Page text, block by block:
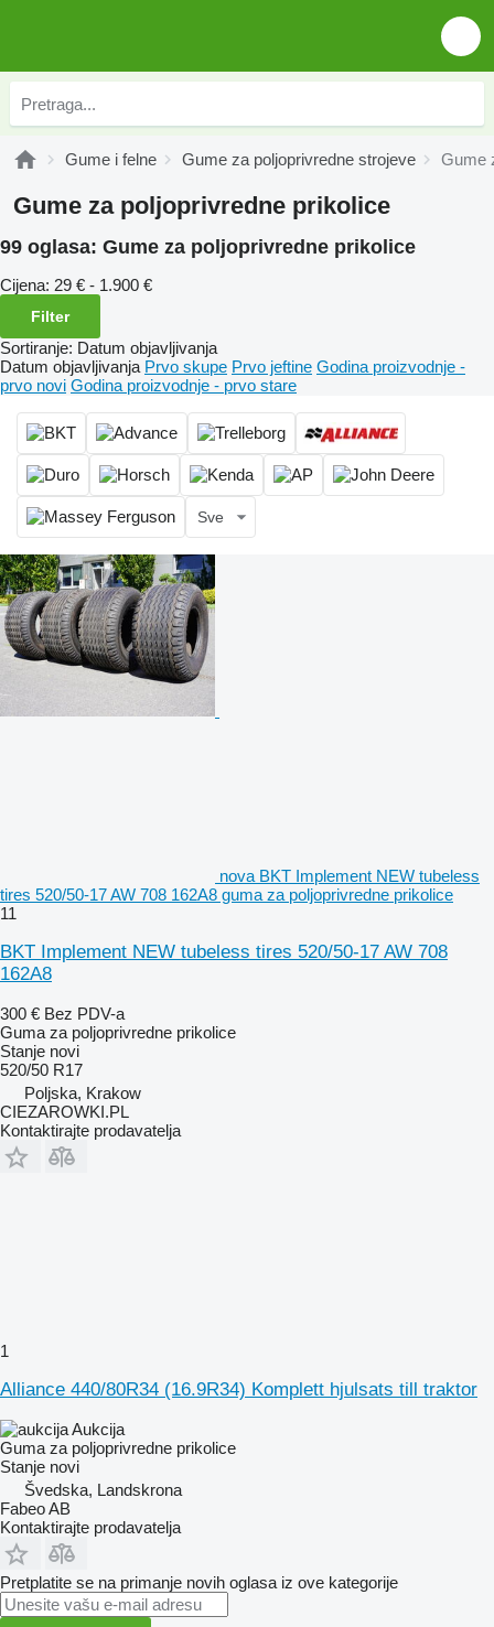
Gume i felne Gume za poljoprivredne strojeve Gume
Gume za poljoprivredne prikolice
99 oglasa: Gume za poljoprivredne prikolice
Cijena: 29 € - 1.900 €
Filter
Sortiranje: Datum objavljivanja
Datum objavljivanja Prvo skupe Prvo jeftine Godina proizvodnje -
prvo novi Godina proizvodnje - prvo stare
Sve
nova BKT Implement NEW tubeless
tires 520/50-17 AW 708 162A8 guma za poljoprivredne prikolice
11
BKT Implement NEW tubeless tires 520/50-17 AW 708
162A8
300 € Bez PDV-a
Guma za poljoprivredne prikolice
Stanje novi
520/50 R17
Poljska, Krakow
CIEZAROWKI.PL
Kontaktirajte prodavatelja
1
Alliance 440/80R34 (16.9R34) Komplett hjulsats till traktor
Aukcija
Guma za poljoprivredne prikolice
Stanje novi
Švedska, Landskrona
Fabeo AB
Kontaktirajte prodavatelja
Pretplatite se na primanje novih oglasa iz ove kategorije